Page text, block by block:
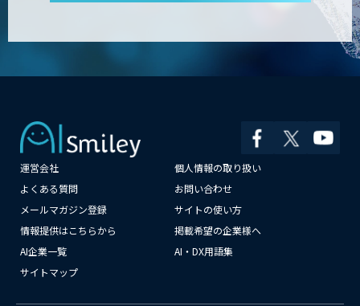
運営会社
個人情報の取り扱い
よくある質問
お問い合わせ
メールマガジン登録
サイトの使い方
情報提供はこちらから
掲載希望の企業様へ
AI企業一覧
AI・DX用語集
サイトマップ